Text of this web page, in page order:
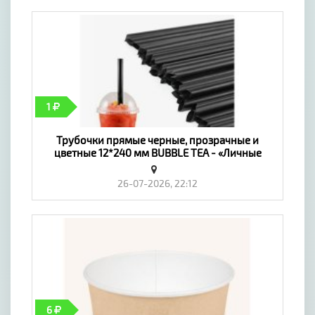
"ВРАСПОР"----------------------------
В разделе Детское навесное оборудование
для шведских стенок Вы можете выбрать в
ассортименте дополнительное навесное
оборудование для ДСК:
качель-тарзанка для шведских стенок;
трапеция; кольца гимнастические; канат;
верёвочная лестница; горка для ДСК; щит
баскетбольный навесной; кольцо
баскетбольное к ДСК; лаз подвижный к ДСК
----------------------------
1
Трубочки прямые черные, прозрачные и
цветные 12*240 мм BUBBLE TEA - «Личные
вещи»
26-07-2026, 22:12
6